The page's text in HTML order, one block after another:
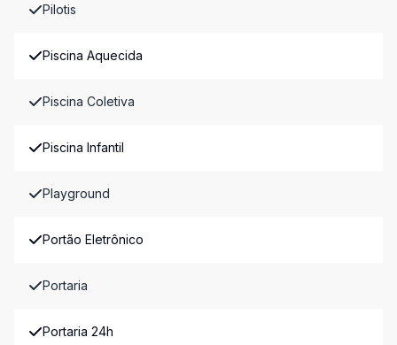
Pilotis
Piscina Aquecida
Piscina Coletiva
Piscina Infantil
Playground
Portão Eletrônico
Portaria
Portaria 24h